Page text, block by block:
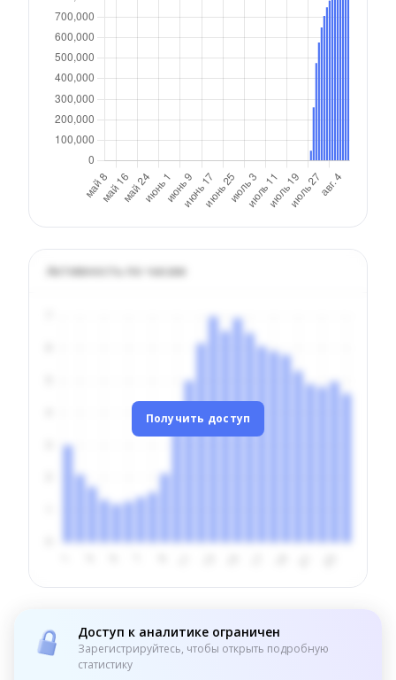
Активность по часам
Получить доступ
Доступ к аналитике ограничен
Зарегистрируйтесь, чтобы открыть подробную
статистику